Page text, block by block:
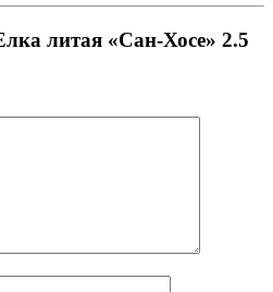
литая «Сан-Хосе» 2.5